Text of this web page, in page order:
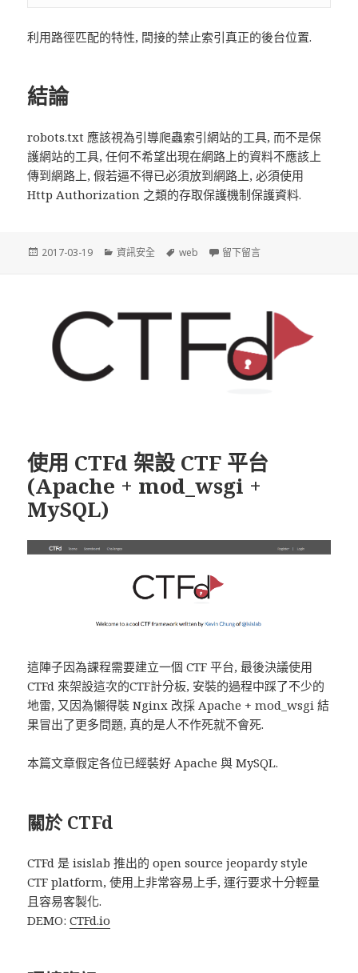
利用路徑匹配的特性, 間接的禁止索引真正的後台位置.
結論
robots.txt 應該視為引導爬蟲索引網站的工具, 而不是保
護網站的工具, 任何不希望出現在網路上的資料不應該上
傳到網路上, 假若逼不得已必須放到網路上, 必須使用
Http Authorization 之類的存取保護機制保護資料.
發
2017-03-19
分
資訊安全
標
web 留下留言
使用 CTFd 架設 CTF 平台
(Apache + mod_wsgi +
MySQL)
這陣子因為課程需要建立一個 CTF 平台, 最後決議使用
CTFd 來架設這次的CTF計分板, 安裝的過程中踩了不少的
地雷, 又因為懶得裝 Nginx 改採 Apache + mod_wsgi 結
果冒出了更多問題, 真的是人不作死就不會死.
本篇文章假定各位已經裝好 Apache 與 MySQL.
關於 CTFd
CTFd 是 isislab 推出的 open source jeopardy style
CTF platform, 使用上非常容易上手, 運行要求十分輕量
且容易客製化.
DEMO:CTFd.io